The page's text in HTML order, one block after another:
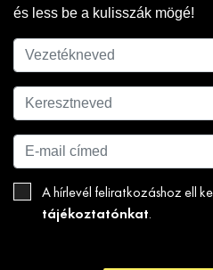
és less be a kulisszák mögé!
A hírlevél feliratkozáshoz ell
tájékoztatónkat.